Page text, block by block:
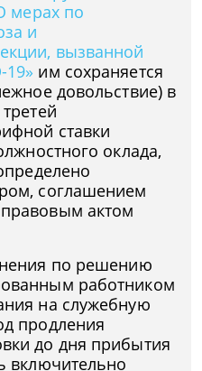
мерах по
и
вызванной
19» им сохраняется
довольствие) в
ставки
оклада,
соглашением
актом
по решению
работником
на служебную
продления
до дня прибытия
включительно